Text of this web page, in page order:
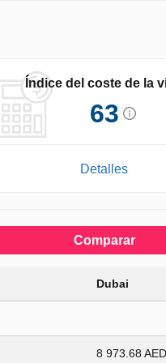
Índice del coste de la
63
Detalles
Comparar
Dubai
8 973.68 AED